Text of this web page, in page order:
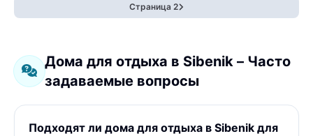
Страница 2
Дома для отдыха в Sibenik – Часто
задаваемые вопросы
Подходят ли дома для отдыха в Sibenik для